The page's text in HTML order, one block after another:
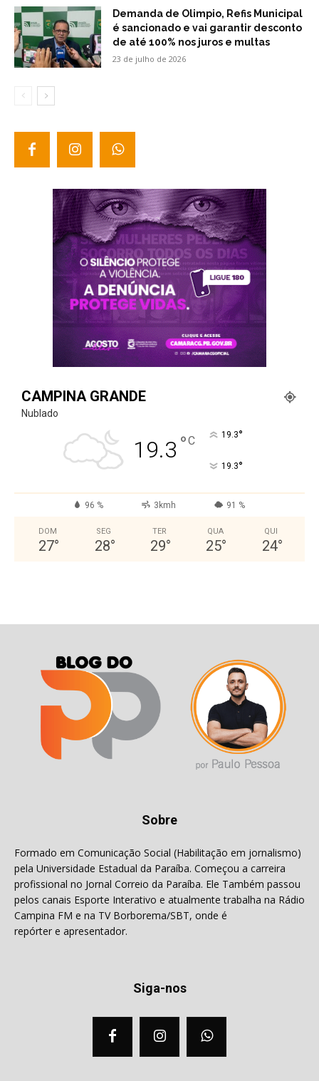
Demanda de Olimpio, Refis Municipal
é sancionado e vai garantir desconto
de até 100% nos juros e multas
23 de julho de 2026
CAMPINA GRANDE
Nublado
19.3 °C 19.3°
19.3°
96 % 3kmh 91 %
DOM
27°
SEG
28°
TER
29°
QUA
25°
QUI
24°
Sobre
Formado em Comunicação Social (Habilitação em jornalismo)
pela Universidade Estadual da Paraíba. Começou a carreira
profissional no Jornal Correio da Paraíba. Ele Também passou
pelos canais Esporte Interativo e atualmente trabalha na Rádio
Campina FM e na TV Borborema/SBT, onde é
repórter e apresentador.
Siga-nos